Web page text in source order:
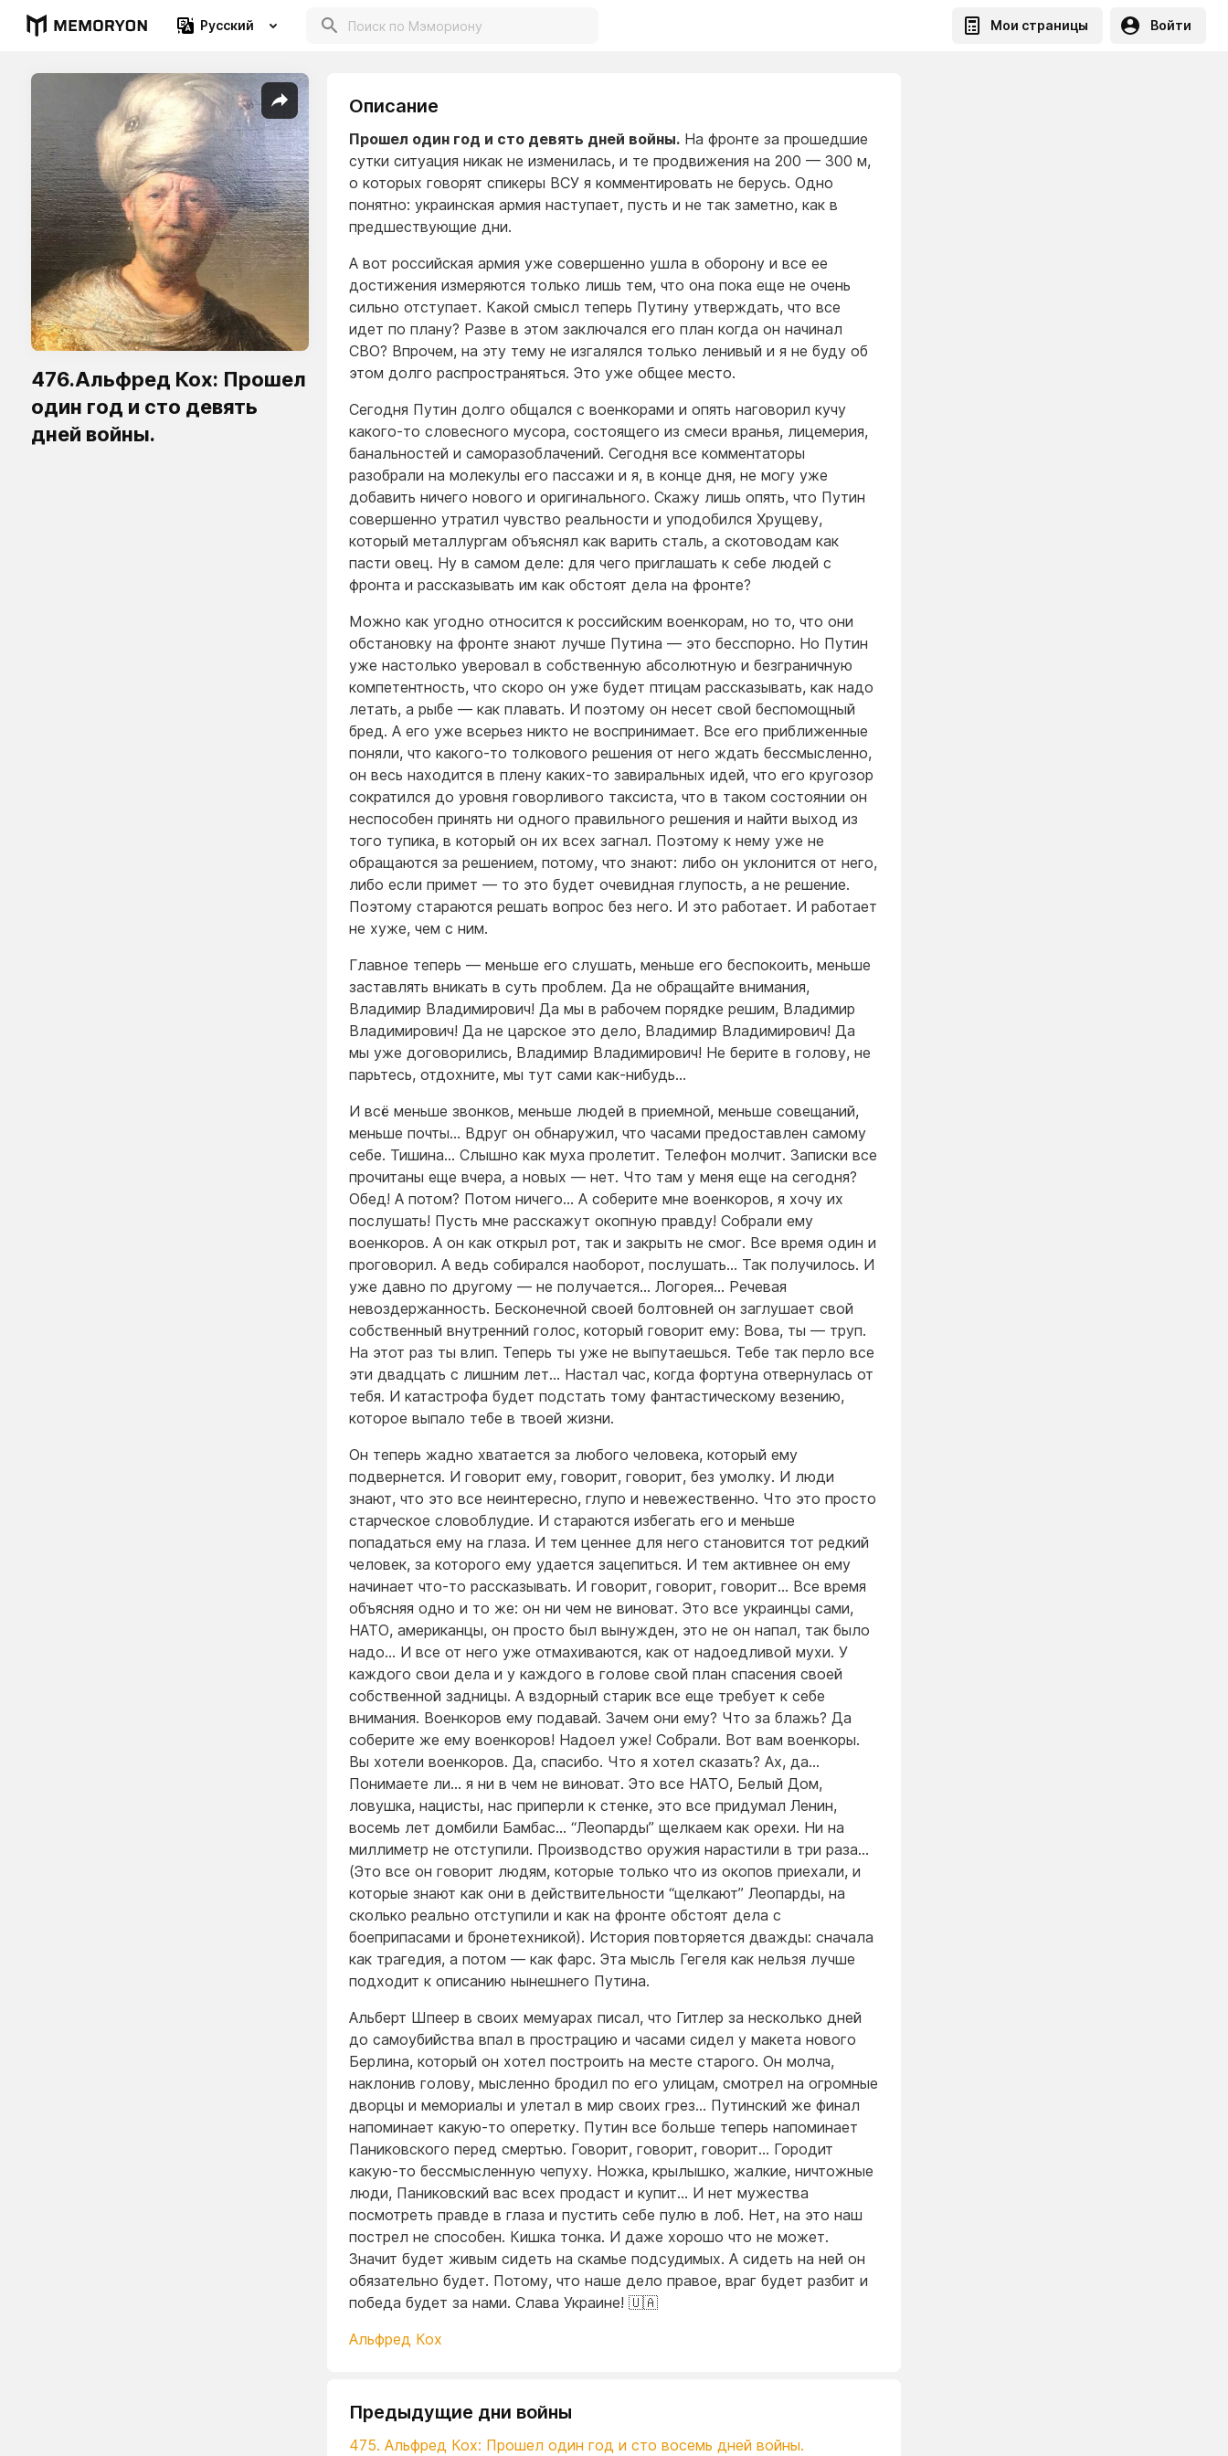
Русский Мои страницы Войти
476.Альфред Кох: Прошел
один год и сто девять
дней войны.
Описание
Прошел один год и сто девять дней войны. На фронте за прошедшие
сутки ситуация никак не изменилась, и те продвижения на 200 — 300 м,
о которых говорят спикеры ВСУ я комментировать не берусь. Одно
понятно: украинская армия наступает, пусть и не так заметно, как в
предшествующие дни.
А вот российская армия уже совершенно ушла в оборону и все ее
достижения измеряются только лишь тем, что она пока еще не очень
сильно отступает. Какой смысл теперь Путину утверждать, что все
идет по плану? Разве в этом заключался его план когда он начинал
СВО? Впрочем, на эту тему не изгалялся только ленивый и я не буду об
этом долго распространяться. Это уже общее место.
Сегодня Путин долго общался с военкорами и опять наговорил кучу
какого-то словесного мусора, состоящего из смеси вранья, лицемерия,
банальностей и саморазоблачений. Сегодня все комментаторы
разобрали на молекулы его пассажи и я, в конце дня, не могу уже
добавить ничего нового и оригинального. Скажу лишь опять, что Путин
совершенно утратил чувство реальности и уподобился Хрущеву,
который металлургам объяснял как варить сталь, а скотоводам как
пасти овец. Ну в самом деле: для чего приглашать к себе людей с
фронта и рассказывать им как обстоят дела на фронте?
Можно как угодно относится к российским военкорам, но то, что они
обстановку на фронте знают лучше Путина — это бесспорно. Но Путин
уже настолько уверовал в собственную абсолютную и безграничную
компетентность, что скоро он уже будет птицам рассказывать, как надо
летать, а рыбе — как плавать. И поэтому он несет свой беспомощный
бред. А его уже всерьез никто не воспринимает. Все его приближенные
поняли, что какого-то толкового решения от него ждать бессмысленно,
он весь находится в плену каких-то завиральных идей, что его кругозор
сократился до уровня говорливого таксиста, что в таком состоянии он
неспособен принять ни одного правильного решения и найти выход из
того тупика, в который он их всех загнал. Поэтому к нему уже не
обращаются за решением, потому, что знают: либо он уклонится от него,
либо если примет — то это будет очевидная глупость, а не решение.
Поэтому стараются решать вопрос без него. И это работает. И работает
не хуже, чем с ним.
Главное теперь — меньше его слушать, меньше его беспокоить, меньше
заставлять вникать в суть проблем. Да не обращайте внимания,
Владимир Владимирович! Да мы в рабочем порядке решим, Владимир
Владимирович! Да не царское это дело, Владимир Владимирович! Да
мы уже договорились, Владимир Владимирович! Не берите в голову, не
парьтесь, отдохните, мы тут сами как-нибудь…
И всё меньше звонков, меньше людей в приемной, меньше совещаний,
меньше почты… Вдруг он обнаружил, что часами предоставлен самому
себе. Тишина… Слышно как муха пролетит. Телефон молчит. Записки все
прочитаны еще вчера, а новых — нет. Что там у меня еще на сегодня?
Обед! А потом? Потом ничего… А соберите мне военкоров, я хочу их
послушать! Пусть мне расскажут окопную правду! Собрали ему
военкоров. А он как открыл рот, так и закрыть не смог. Все время один и
проговорил. А ведь собирался наоборот, послушать… Так получилось. И
уже давно по другому — не получается… Логорея… Речевая
невоздержанность. Бесконечной своей болтовней он заглушает свой
собственный внутренний голос, который говорит ему: Вова, ты — труп.
На этот раз ты влип. Теперь ты уже не выпутаешься. Тебе так перло все
эти двадцать с лишним лет… Настал час, когда фортуна отвернулась от
тебя. И катастрофа будет подстать тому фантастическому везению,
которое выпало тебе в твоей жизни.
Он теперь жадно хватается за любого человека, который ему
подвернется. И говорит ему, говорит, говорит, без умолку. И люди
знают, что это все неинтересно, глупо и невежественно. Что это просто
старческое словоблудие. И стараются избегать его и меньше
попадаться ему на глаза. И тем ценнее для него становится тот редкий
человек, за которого ему удается зацепиться. И тем активнее он ему
начинает что-то рассказывать. И говорит, говорит, говорит… Все время
объясняя одно и то же: он ни чем не виноват. Это все украинцы сами,
НАТО, американцы, он просто был вынужден, это не он напал, так было
надо… И все от него уже отмахиваются, как от надоедливой мухи. У
каждого свои дела и у каждого в голове свой план спасения своей
собственной задницы. А вздорный старик все еще требует к себе
внимания. Военкоров ему подавай. Зачем они ему? Что за блажь? Да
соберите же ему военкоров! Надоел уже! Собрали. Вот вам военкоры.
Вы хотели военкоров. Да, спасибо. Что я хотел сказать? Ах, да…
Понимаете ли… я ни в чем не виноват. Это все НАТО, Белый Дом,
ловушка, нацисты, нас приперли к стенке, это все придумал Ленин,
восемь лет домбили Бамбас… “Леопарды” щелкаем как орехи. Ни на
миллиметр не отступили. Производство оружия нарастили в три раза…
(Это все он говорит людям, которые только что из окопов приехали, и
которые знают как они в действительности “щелкают” Леопарды, на
сколько реально отступили и как на фронте обстоят дела с
боеприпасами и бронетехникой). История повторяется дважды: сначала
как трагедия, а потом — как фарс. Эта мысль Гегеля как нельзя лучше
подходит к описанию нынешнего Путина.
Альберт Шпеер в своих мемуарах писал, что Гитлер за несколько дней
до самоубийства впал в прострацию и часами сидел у макета нового
Берлина, который он хотел построить на месте старого. Он молча,
наклонив голову, мысленно бродил по его улицам, смотрел на огромные
дворцы и мемориалы и улетал в мир своих грез… Путинский же финал
напоминает какую-то оперетку. Путин все больше теперь напоминает
Паниковского перед смертью. Говорит, говорит, говорит… Городит
какую-то бессмысленную чепуху. Ножка, крылышко, жалкие, ничтожные
люди, Паниковский вас всех продаст и купит… И нет мужества
посмотреть правде в глаза и пустить себе пулю в лоб. Нет, на это наш
пострел не способен. Кишка тонка. И даже хорошо что не может.
Значит будет живым сидеть на скамье подсудимых. А сидеть на ней он
обязательно будет. Потому, что наше дело правое, враг будет разбит и
победа будет за нами. Слава Украине! 🇺🇦
Альфред Кох
Предыдущие дни войны
475. Альфред Кох: Прошел один год и сто восемь дней войны.